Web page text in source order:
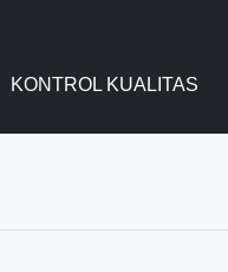
KONTROL KUALITAS